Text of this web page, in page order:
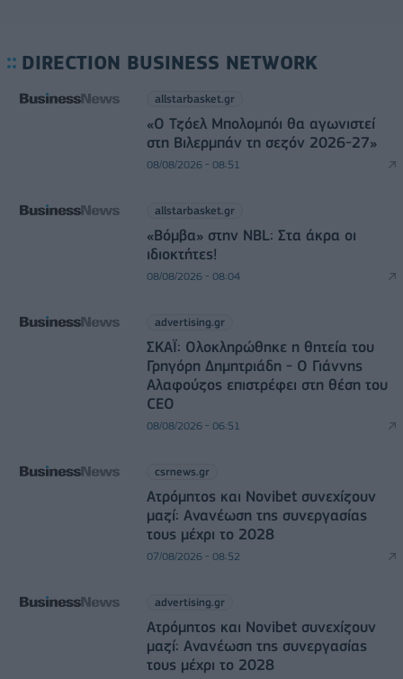
DIRECTION BUSINESS NETWORK
allstarbasket.gr
«Ο Τζόελ Μπολομπόι θα αγωνιστεί
στη Βιλερμπάν τη σεζόν 2026-27»
08/08/2026 - 08:51
allstarbasket.gr
«Βόμβα» στην NBL: Στα άκρα οι
ιδιοκτήτες!
08/08/2026 - 08:04
advertising.gr
ΣΚΑΪ: Ολοκληρώθηκε η θητεία του
Γρηγόρη Δημητριάδη - Ο Γιάννης
Αλαφούζος επιστρέφει στη θέση του
CEO
08/08/2026 - 06:51
csrnews.gr
Ατρόμητος και Novibet συνεχίζουν
μαζί: Ανανέωση της συνεργασίας
τους μέχρι το 2028
07/08/2026 - 08:52
advertising.gr
Ατρόμητος και Novibet συνεχίζουν
μαζί: Ανανέωση της συνεργασίας
τους μέχρι το 2028